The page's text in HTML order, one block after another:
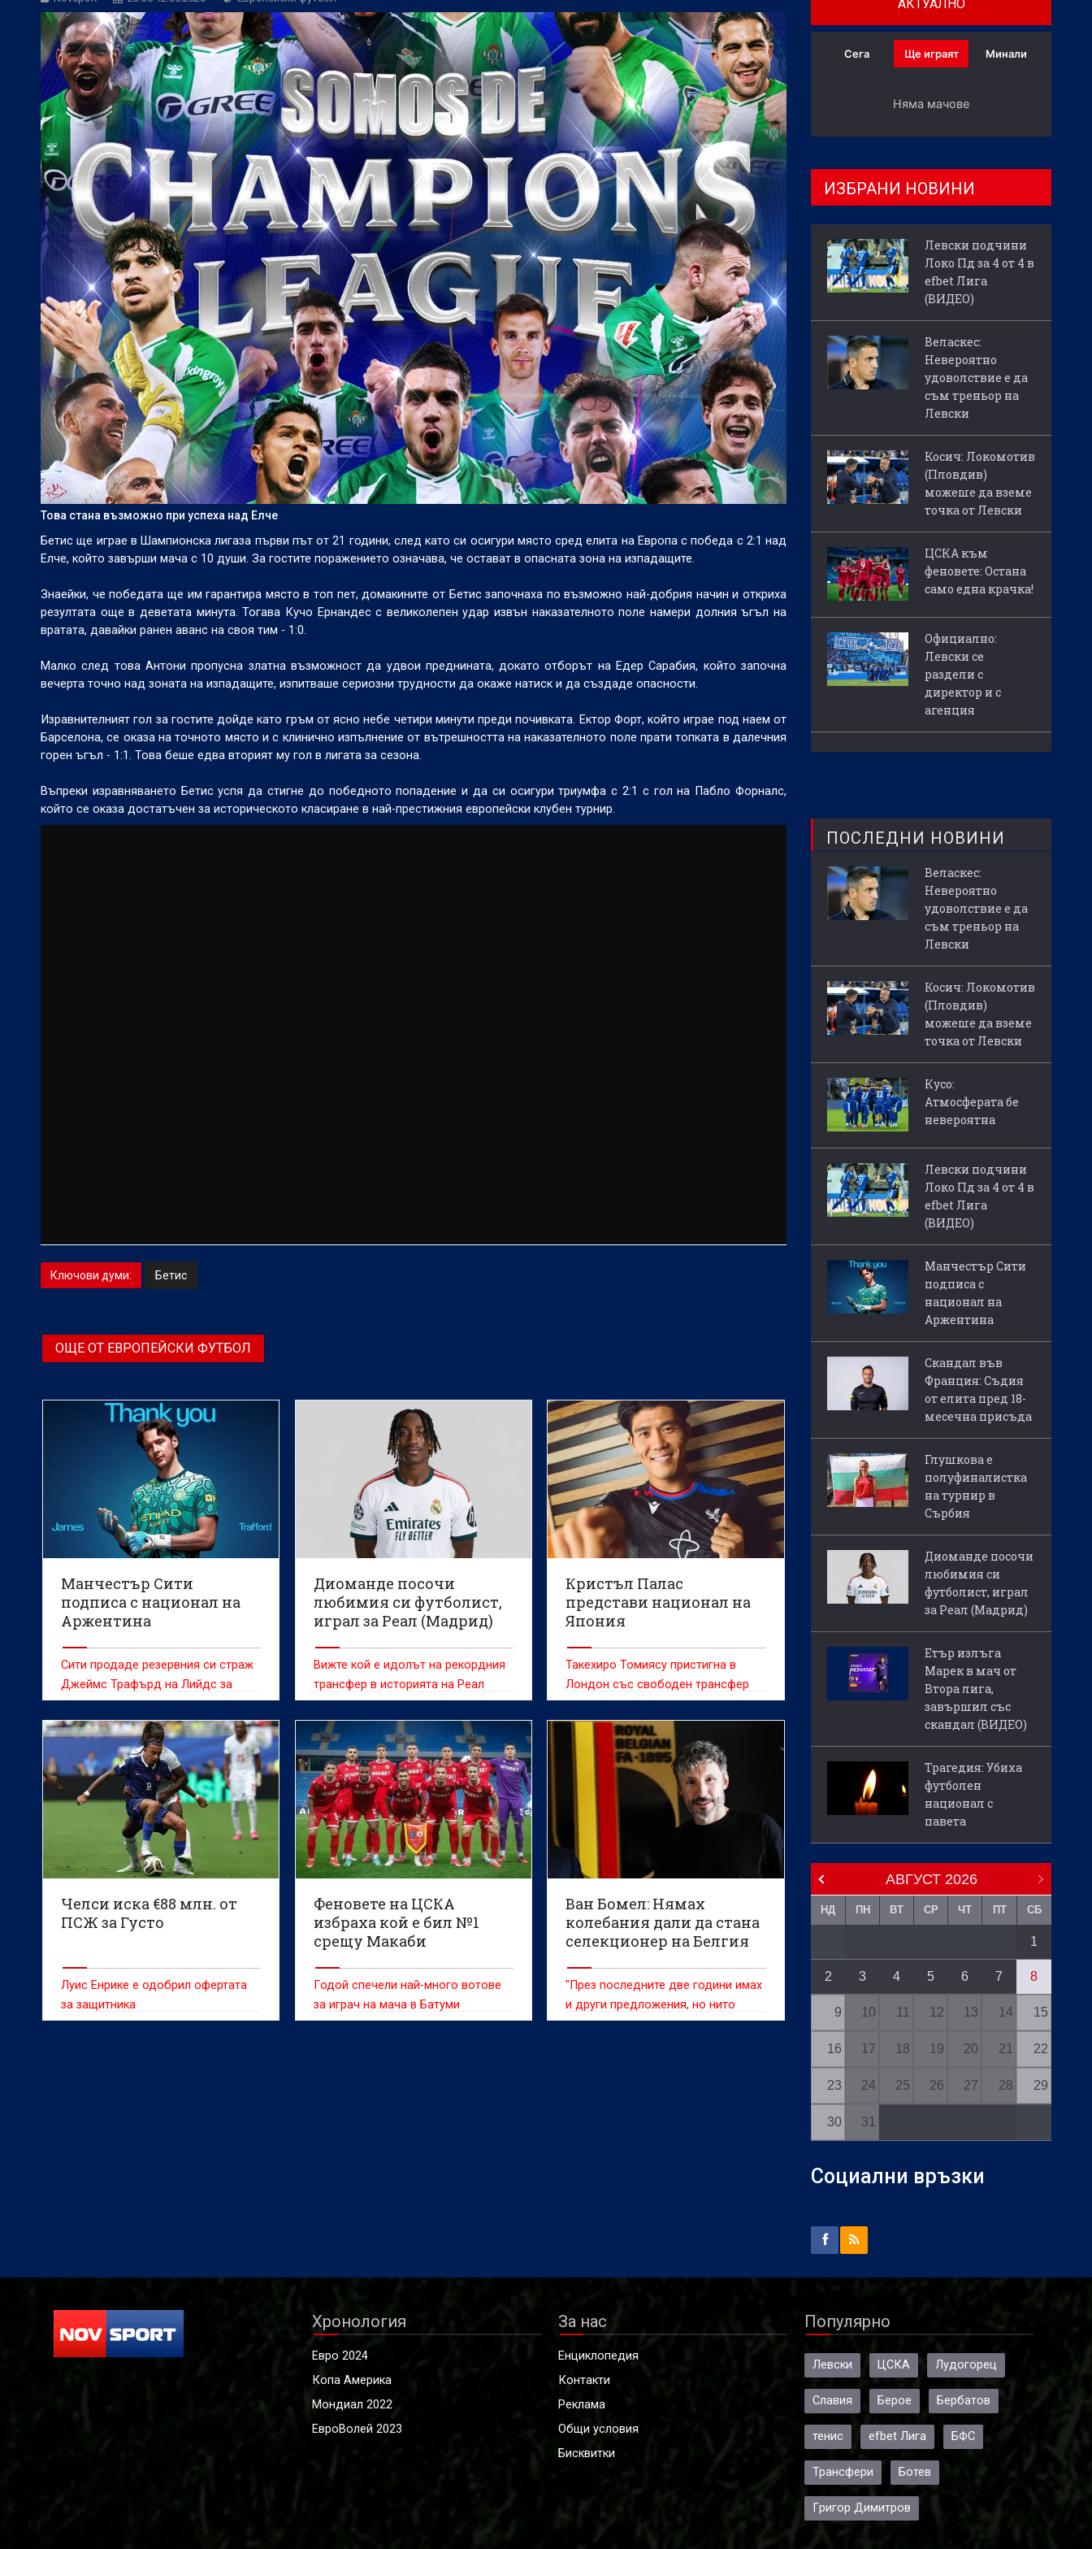
БГ Футбол:Веласкес: Невероятно удоволствие е да съм треньор на Левски
БГ Футбол:Косич: Локомотив (Пловдив) можеше да вземе точка от Левски
Това стана възможно при успеха над Елче
Бетис ще играе в Шампионска лигаза първи път от 21 години, след като си осигури място сред елита на Европа с победа с 2:1 над
Елче, който завърши мача с 10 души. За гостите поражението означава, че остават в опасната зона на изпадащите.
Знаейки, че победата ще им гарантира място в топ пет, домакините от Бетис започнаха по възможно най-добрия начин и откриха
резултата още в деветата минута. Тогава Кучо Ернандес с великолепен удар извън наказателното поле намери долния ъгъл на
вратата, давайки ранен аванс на своя тим - 1:0.
Малко след това Антони пропусна златна възможност да удвои преднината, докато отборът на Едер Сарабия, който започна
вечерта точно над зоната на изпадащите, изпитваше сериозни трудности да окаже натиск и да създаде опасности.
Изравнителният гол за гостите дойде като гръм от ясно небе четири минути преди почивката. Ектор Форт, който играе под наем от
Барселона, се оказа на точното място и с клинично изпълнение от вътрешността на наказателното поле прати топката в далечния
горен ъгъл - 1:1. Това беше едва вторият му гол в лигата за сезона.
Въпреки изравняването Бетис успя да стигне до победното попадение и да си осигури триумфа с 2:1 с гол на Пабло Форналс,
който се оказа достатъчен за историческото класиране в най-престижния европейски клубен турнир.
Ключови думи: Бетис
ОЩЕ ОТ ЕВРОПЕЙСКИ ФУТБОЛ
Манчестър Сити
подписа с национал на
Аржентина
Сити продаде резервния си страж
Джеймс Трафърд на Лийдс за
близо 40 милиона паунда
Диоманде посочи
любимия си футболист,
играл за Реал (Мадрид)
Вижте кой е идолът на рекордния
трансфер в историята на Реал
Кристъл Палас
представи национал на
Япония
Такехиро Томиясу пристигна в
Лондон със свободен трансфер
Челси иска €88 млн. от
ПСЖ за Густо
Луис Енрике е одобрил офертата
за защитника
Феновете на ЦСКА
избраха кой е бил №1
срещу Макаби
Годой спечели най-много вотове
за играч на мача в Батуми
Ван Бомел: Нямах
колебания дали да стана
селекционер на Белгия
"През последните две години имах
и други предложения, но нито
едно от тях не ме убеди"
АКТУАЛНО
Сега Ще играят Минали
Няма мачове
ИЗБРАНИ НОВИНИ
Левски подчини
Локо Пд за 4 от 4 в
efbet Лига
(ВИДЕО)
Веласкес:
Невероятно
удоволствие е да
съм треньор на
Левски
Косич: Локомотив
(Пловдив)
можеше да вземе
точка от Левски
ЦСКА към
феновете: Остана
само една крачка!
Официално:
Левски се
раздели с
директор и с
агенция
ПОСЛЕДНИ НОВИНИ
Веласкес:
Невероятно
удоволствие е да
съм треньор на
Левски
Косич: Локомотив
(Пловдив)
можеше да вземе
точка от Левски
Кусо:
Атмосферата бе
невероятна
Левски подчини
Локо Пд за 4 от 4 в
efbet Лига
(ВИДЕО)
Манчестър Сити
подписа с
национал на
Аржентина
Скандал във
Франция: Съдия
от елита пред 18-
месечна присъда
Глушкова е
полуфиналистка
на турнир в
Сърбия
Диоманде посочи
любимия си
футболист, играл
за Реал (Мадрид)
Етър излъга
Марек в мач от
Втора лига,
завършил със
скандал (ВИДЕО)
Трагедия: Убиха
футболен
национал с
павета
АВГУСТ 2026
НД ПН ВТ СР ЧТ ПТ СБ
1
2 3 4 5 6 7 8
9 10 11 12 13 14 15
16 17 18 19 20 21 22
23 24 25 26 27 28 29
30 31
Социални връзки
Хронология
Евро 2024
Копа Америка
Мондиал 2022
ЕвроВолей 2023
За нас
Енциклопедия
Контакти
Реклама
Общи условия
Бисквитки
Популярно
Левски ЦСКА Лудогорец
Славия Берое Бербатов
тенис efbet Лига БФС
Трансфери Ботев
Григор Димитров